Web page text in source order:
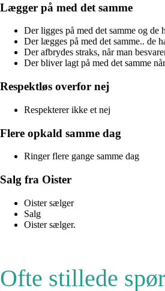
Lægger på med det samme
Der ligges på med det samme og de
Der lægges på med det samme.. de
Der afbrydes straks, når man
Der bliver lagt på med det samme
Respektløs overfor nej
Respekterer ikke et nej
Flere opkald samme dag
Ringer flere gange samme dag
Salg fra Oister
Oister sælger
Salg
Oister sælger.
Ofte stillede